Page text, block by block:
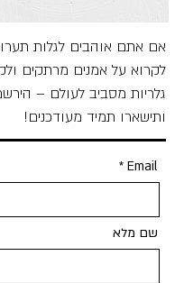
אם אתם אוהבים לגלות
לקרוא על אמנים מרתקים
גלריות מסביב לעולם –
ותישארו תמיד מעודכנים!
Email
שם מלא